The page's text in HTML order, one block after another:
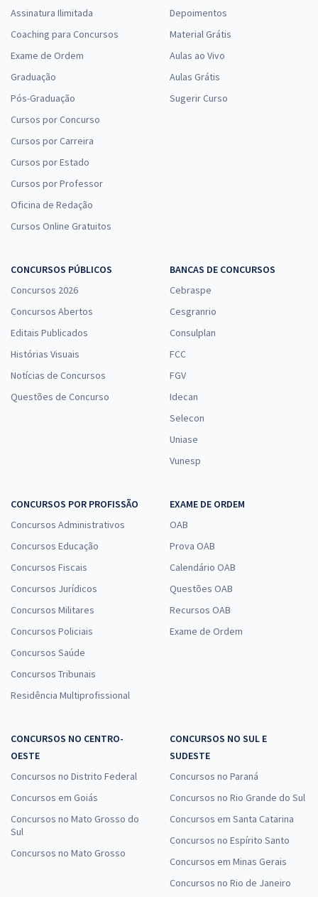
Assinatura Ilimitada
Coaching para Concursos
Exame de Ordem
Graduação
Pós-Graduação
Cursos por Concurso
Cursos por Carreira
Cursos por Estado
Cursos por Professor
Oficina de Redação
Cursos Online Gratuitos
Depoimentos
Material Grátis
Aulas ao Vivo
Aulas Grátis
Sugerir Curso
CONCURSOS PÚBLICOS
Concursos 2026
Concursos Abertos
Editais Publicados
Histórias Visuais
Notícias de Concursos
Questões de Concurso
BANCAS DE CONCURSOS
Cebraspe
Cesgranrio
Consulplan
FCC
FGV
Idecan
Selecon
Uniase
Vunesp
CONCURSOS POR PROFISSÃO
Concursos Administrativos
Concursos Educação
Concursos Fiscais
Concursos Jurídicos
Concursos Militares
Concursos Policiais
Concursos Saúde
Concursos Tribunais
Residência Multiprofissional
EXAME DE ORDEM
OAB
Prova OAB
Calendário OAB
Questões OAB
Recursos OAB
Exame de Ordem
CONCURSOS NO CENTRO-
OESTE
Concursos no Distrito Federal
Concursos em Goiás
Concursos no Mato Grosso do
Sul
Concursos no Mato Grosso
CONCURSOS NO SUL E
SUDESTE
Concursos no Paraná
Concursos no Rio Grande do Sul
Concursos em Santa Catarina
Concursos no Espírito Santo
Concursos em Minas Gerais
Concursos no Rio de Janeiro